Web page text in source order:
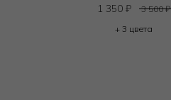
1 350 ₽ 3 500₽
+ 3 цвета